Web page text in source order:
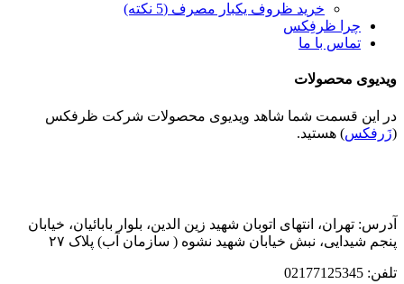
خرید ظروف یکبار مصرف (5 نکته)
چرا ظرفِکس
تماس با ما
ویدیوی محصولات
در این قسمت شما شاهد ویدیوی محصولات شرکت ظرفکس
(زَرفکس) هستید.
آدرس: تهران، انتهای اتوبان شهید زین الدین، بلوار بابائیان، خیابان
پنجم شیدایی، نبش خیابان شهید نشوه ( سازمان آب) پلاک ۲۷
تلفن: 02177125345